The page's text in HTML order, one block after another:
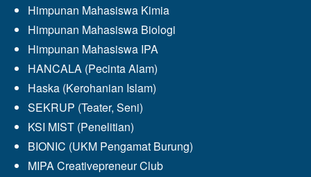
Himpunan Mahasiswa Kimia
Himpunan Mahasiswa Biologi
Himpunan Mahasiswa IPA
HANCALA (Pecinta Alam)
Haska (Kerohanian Islam)
SEKRUP (Teater, Seni)
KSI MIST (Penelitian)
BIONIC (UKM Pengamat Burung)
MIPA Creativepreneur Club